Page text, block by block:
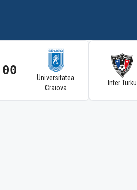
Universitatea
Craiova
Inter Turku